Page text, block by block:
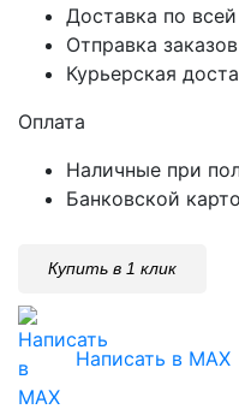
Доставка по
Отправка
Курьерская
Оплата
Наличные при
Банковской
Купить в 1 клик
Написать в MAX